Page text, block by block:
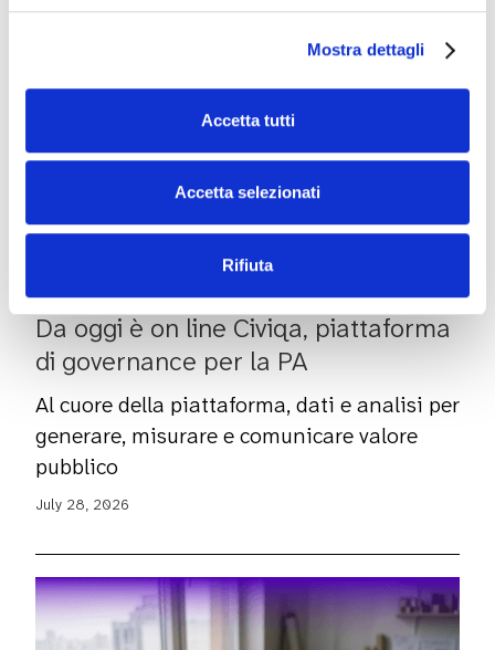
Mostra dettagli
Accetta tutti
Accetta selezionati
Rifiuta
Da oggi è on line Civiqa, piattaforma
di governance per la PA
Al cuore della piattaforma, dati e analisi per
generare, misurare e comunicare valore
pubblico
July 28, 2026